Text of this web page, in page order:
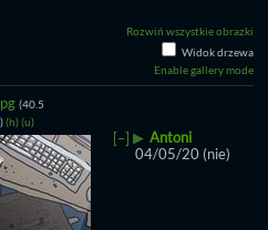
Rozwiń wszystkie obrazki
Widok drzewa
Enable gallery mode
(40.5
)(h)(u)
[–] ▶ Antoni
04/05/20 (nie)